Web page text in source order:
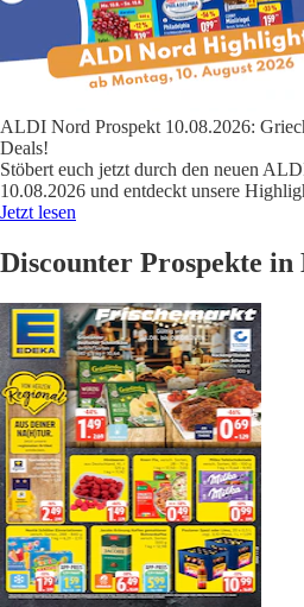
ALDI Nord Prospekt 10.08.2026:
Deals!
Stöbert euch jetzt durch den neuen
10.08.2026 und entdeckt unsere
Jetzt lesen
Discounter Prospekte